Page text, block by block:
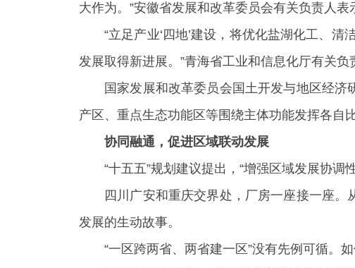
大作为。”安徽省发展和改革委员会有关负责人表
“立足产业‘四地’建设，将优化盐湖化工、
发展取得新进展。”青海省工业和信息化厅有关负
国家发展和改革委员会国土开发与地区经济
产区、重点生态功能区等围绕主体功能发挥各自
协同融通，促进区域联动发展
“十五五”规划建议提出，“增强区域发展协调
四川广安和重庆交界处，厂房一座接一座。
发展的生动故事。
“一区跨两省、两省建一区”没有先例可循。